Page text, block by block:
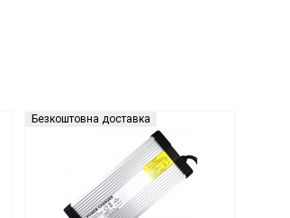
Безкоштовна доставка